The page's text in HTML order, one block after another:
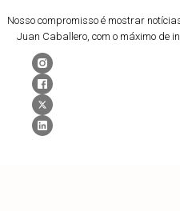
Nosso compromisso é mostrar
Juan Caballero, com o máximo de